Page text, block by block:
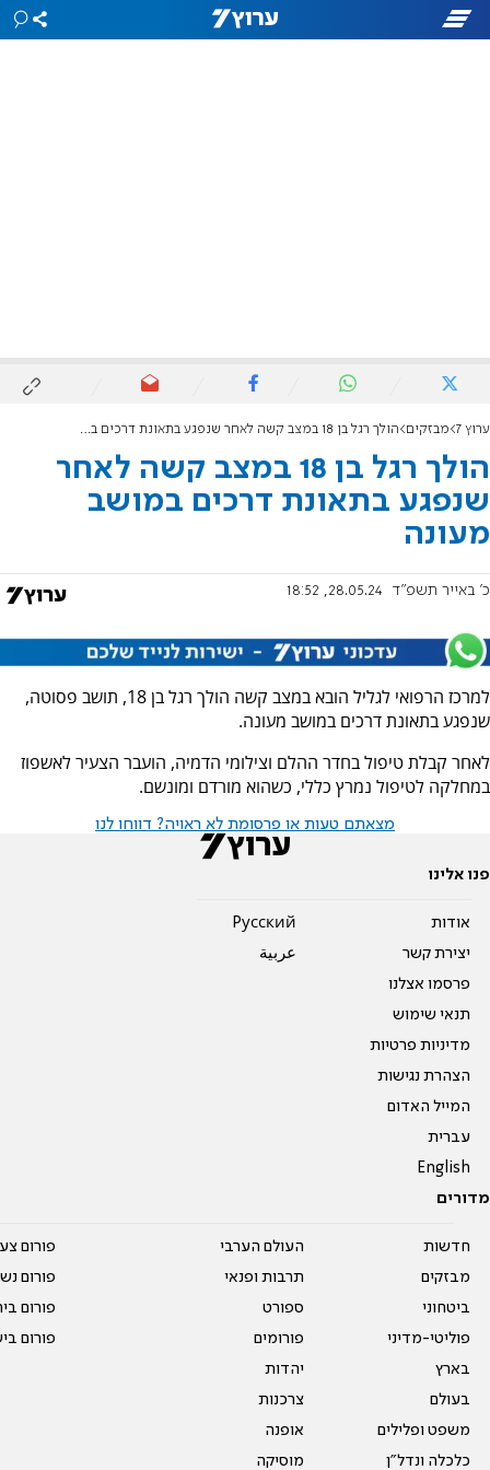
ערוץ 7 מבזקים הולך רגל בן 18 במצב קשה לאחר שנפגע בתאונת דרכים במושב מעונה
הולך רגל בן 18 במצב קשה לאחר
שנפגע בתאונת דרכים במושב
מעונה
כ' באייר תשפ"ד 28.05.24, 18:52
למרכז הרפואי לגליל הובא במצב קשה הולך רגל בן 18, תושב פסוטה,
שנפגע בתאונת דרכים במושב מעונה.
לאחר קבלת טיפול בחדר ההלם וצילומי הדמיה, הועבר הצעיר לאשפוז
במחלקה לטיפול נמרץ כללי, כשהוא מורדם ומונשם.
מצאתם טעות או פרסומת לא ראויה? דווחו לנו
פנו אלינו
אודות
יצירת קשר
פרסמו אצלנו
תנאי שימוש
מדיניות פרטיות
הצהרת נגישות
המייל האדום
עברית
English
Pусский
عربية
מדורים
חדשות
מבזקים
ביטחוני
פוליטי-מדיני
בארץ
בעולם
משפט ופלילים
כלכלה ונדל"ן
העולם הערבי
תרבות ופנאי
ספורט
פורומים
יהדות
צרכנות
אופנה
מוסיקה
פורום
פורום
פורום
פורום